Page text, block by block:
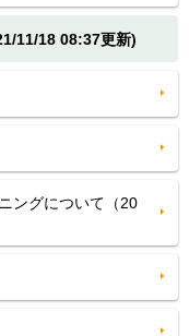
11/18 08:37更新)
ングについて（20